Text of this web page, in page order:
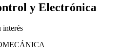
y Electrónica
interés